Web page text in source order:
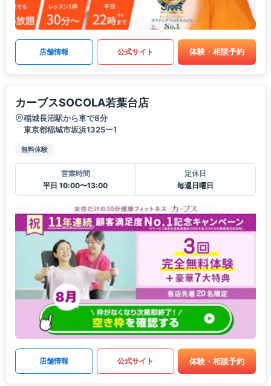
店舗情報 公式サイト 体験・相談予約
カーブスSOCOLA若葉台店
稲城長沼駅から車で8分
東京都稲城市坂浜1325ー1
無料体験
営業時間
平日 10:00〜13:00
定休日
毎週日曜日
店舗情報 公式サイト 体験・相談予約